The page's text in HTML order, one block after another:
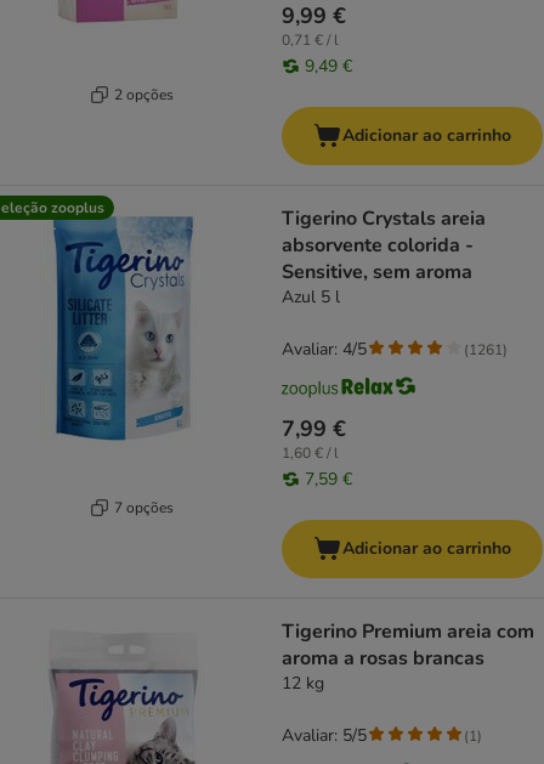
2 opções
9,99 €
0,71 € / l
9,49 €
Adicionar ao carrinho
zooplus
7 opções
Tigerino Crystals areia
absorvente colorida -
Sensitive, sem aroma
Azul 5 l
7,99 €
1,60 € / l
7,59 €
Avaliar: 4/5 (1261)
Adicionar ao carrinho
Tigerino Premium areia com
aroma a rosas brancas
12 kg
Avaliar: 5/5 (1)